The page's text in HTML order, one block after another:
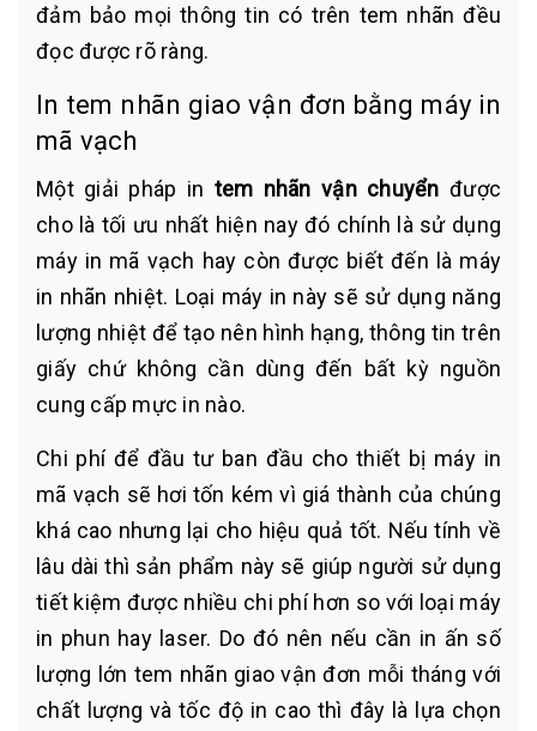
đảm bảo mọi thông tin có trên tem nhãn đều
đọc được rõ ràng.
In tem nhãn giao vận đơn bằng máy in
mã vạch
Một giải pháp in tem nhãn vận chuyển được
cho là tối ưu nhất hiện nay đó chính là sử dụng
máy in mã vạch hay còn được biết đến là máy
in nhãn nhiệt. Loại máy in này sẽ sử dụng năng
lượng nhiệt để tạo nên hình hạng, thông tin trên
giấy chứ không cần dùng đến bất kỳ nguồn
cung cấp mực in nào.
Chi phí để đầu tư ban đầu cho thiết bị máy in
mã vạch sẽ hơi tốn kém vì giá thành của chúng
khá cao nhưng lại cho hiệu quả tốt. Nếu tính về
lâu dài thì sản phẩm này sẽ giúp người sử dụng
tiết kiệm được nhiều chi phí hơn so với loại máy
in phun hay laser. Do đó nên nếu cần in ấn số
lượng lớn tem nhãn giao vận đơn mỗi tháng với
chất lượng và tốc độ in cao thì đây là lựa chọn